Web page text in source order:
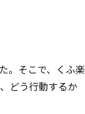
。そこで、くふ楽
どう行動するか